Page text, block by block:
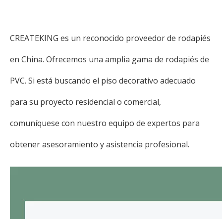
CREATEKING es un reconocido proveedor de rodapiés
en China. Ofrecemos una amplia gama de rodapiés de
PVC. Si está buscando el piso decorativo adecuado
para su proyecto residencial o comercial,
comuníquese con nuestro equipo de expertos para
obtener asesoramiento y asistencia profesional.